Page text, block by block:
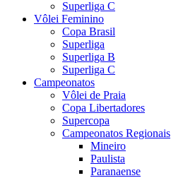
Superliga C
Vôlei Feminino
Copa Brasil
Superliga
Superliga B
Superliga C
Campeonatos
Vôlei de Praia
Copa Libertadores
Supercopa
Campeonatos Regionais
Mineiro
Paulista
Paranaense